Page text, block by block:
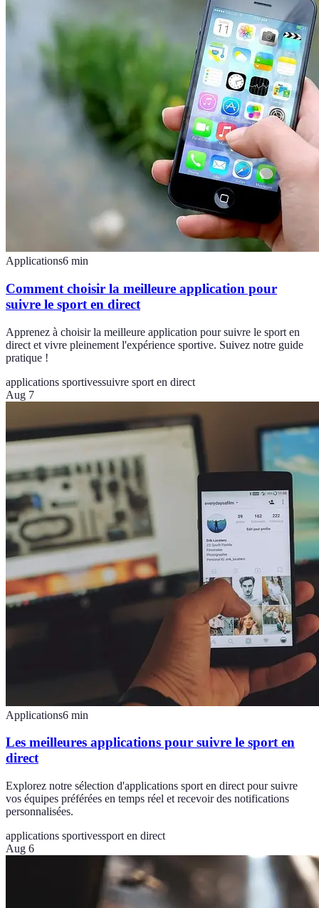
Applications6 min
Comment choisir la meilleure application pour
suivre le sport en direct
Apprenez à choisir la meilleure application pour suivre le sport en
direct et vivre pleinement l'expérience sportive. Suivez notre guide
pratique !
applications sportivessuivre sport en direct
Aug 7
Applications6 min
Les meilleures applications pour suivre le sport en
direct
Explorez notre sélection d'applications sport en direct pour suivre
vos équipes préférées en temps réel et recevoir des notifications
personnalisées.
applications sportivessport en direct
Aug 6